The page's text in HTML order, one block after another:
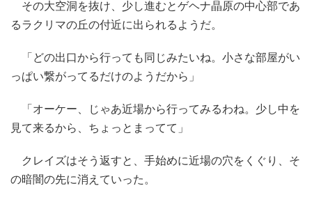
その大空洞を抜け、少し進むとゲヘナ晶原の中心部であ
るラクリマの丘の付近に出られるようだ。
「どの出口から行っても同じみたいね。小さな部屋がい
っぱい繋がってるだけのようだから」
「オーケー、じゃあ近場から行ってみるわね。少し中を
見て来るから、ちょっとまってて」
クレイズはそう返すと、手始めに近場の穴をくぐり、そ
の暗闇の先に消えていった。